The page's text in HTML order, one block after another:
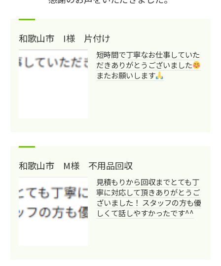
和歌山市 I様 片付け
短時間で丁寧なお仕事していた
だきありがとうございました
またお願いします
和歌山市 M様 不用品回収
見積もりから回収までとても丁
寧に対応して頂きありがとうご
ざいました！ スタッフの方も優
しくて話しやすかったです^^